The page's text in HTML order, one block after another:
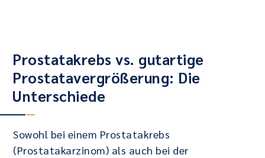
Prostatakrebs vs. gutartige
Prostatavergrößerung: Die
Unterschiede
Sowohl bei einem Prostatakrebs
(Prostatakarzinom) als auch bei der